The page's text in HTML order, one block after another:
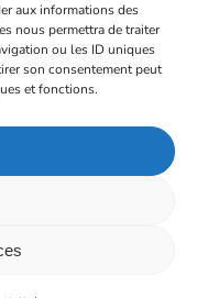
aux informations des
nous permettra de traiter
ou les ID uniques
son consentement peut
et fonctions.